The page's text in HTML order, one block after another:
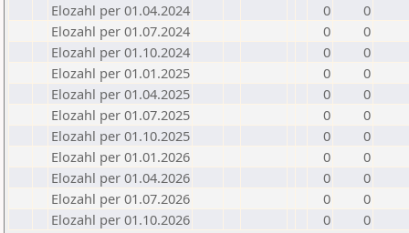
Elozahl per 01.04.2024
0
0
Elozahl per 01.07.2024
0
0
Elozahl per 01.10.2024
0
0
Elozahl per 01.01.2025
0
0
Elozahl per 01.04.2025
0
0
Elozahl per 01.07.2025
0
0
Elozahl per 01.10.2025
0
0
Elozahl per 01.01.2026
0
0
Elozahl per 01.04.2026
0
0
Elozahl per 01.07.2026
0
0
Elozahl per 01.10.2026
0 0